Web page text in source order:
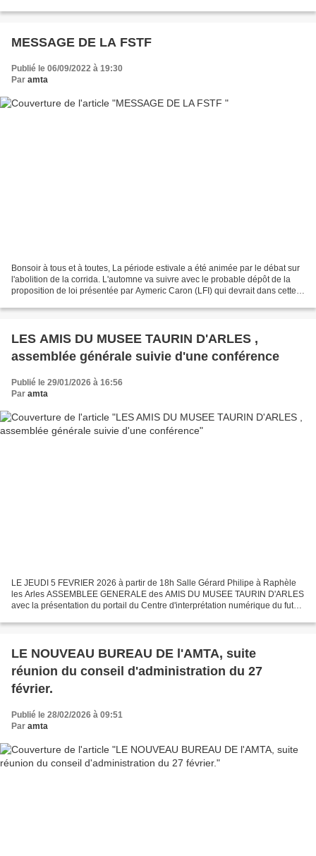
MESSAGE DE LA FSTF
Publié le 06/09/2022 à 19:30
Par amta
Bonsoir à tous et à toutes, La période estivale a été animée par le débat sur
l'abolition de la corrida. L'automne va suivre avec le probable dépôt de la
proposition de loi présentée par Aymeric Caron (LFI) qui devrait dans cette
LES AMIS DU MUSEE TAURIN D'ARLES ,
assemblée générale suivie d'une conférence
Publié le 29/01/2026 à 16:56
Par amta
LE JEUDI 5 FEVRIER 2026 à partir de 18h Salle Gérard Philipe à Raphèle
les Arles ASSEMBLEE GENERALE des AMIS DU MUSEE TAURIN D'ARLES
avec la présentation du portail du Centre d'interprétation numérique du futur
LE NOUVEAU BUREAU DE l'AMTA, suite
réunion du conseil d'administration du 27
février.
Publié le 28/02/2026 à 09:51
Par amta